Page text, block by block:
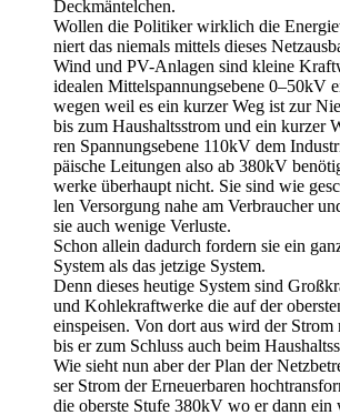
Deckmäntelchen.
Wol­len die Poli­ti­ker wirk­lich die
niert das nie­mals mit­tels die­ses
Wind und PV-Anla­gen sind klei­ne
idea­len Mit­tel­span­nungs­ebe­ne 0–50kV
we­gen weil es ein kur­zer Weg ist zur
bis zum Haus­halts­strom und ein kur­zer
ren Span­nungs­ebe­ne 110kV dem
päi­sche Lei­tun­gen also ab 380kV
wer­ke über­haupt nicht. Sie sind wie
len Ver­sor­gung nahe am Ver­brau­cher
sie auch weni­ge Verluste.
Schon allein dadurch for­dern sie ein
Sys­tem als das jet­zi­ge System.
Denn die­ses heu­ti­ge Sys­tem sind
und Koh­le­kraft­wer­ke die auf der
ein­spei­sen. Von dort aus wird der Strom
bis er zum Schluss auch beim
Wie sieht nun aber der Plan der
ser Strom der Erneu­er­ba­ren
die obers­te Stu­fe 380kV wo er dann